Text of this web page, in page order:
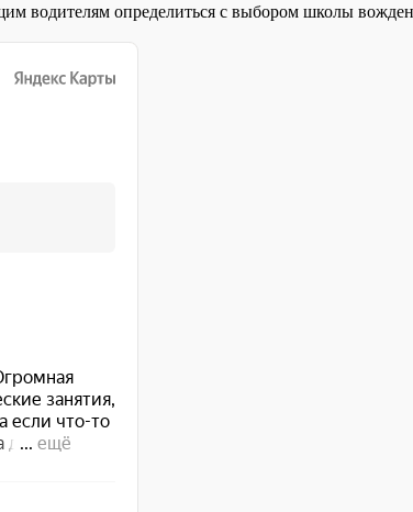
водителям определиться с выбором школы